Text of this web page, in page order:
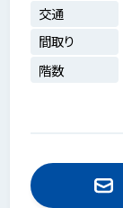
交通
間取り
階数